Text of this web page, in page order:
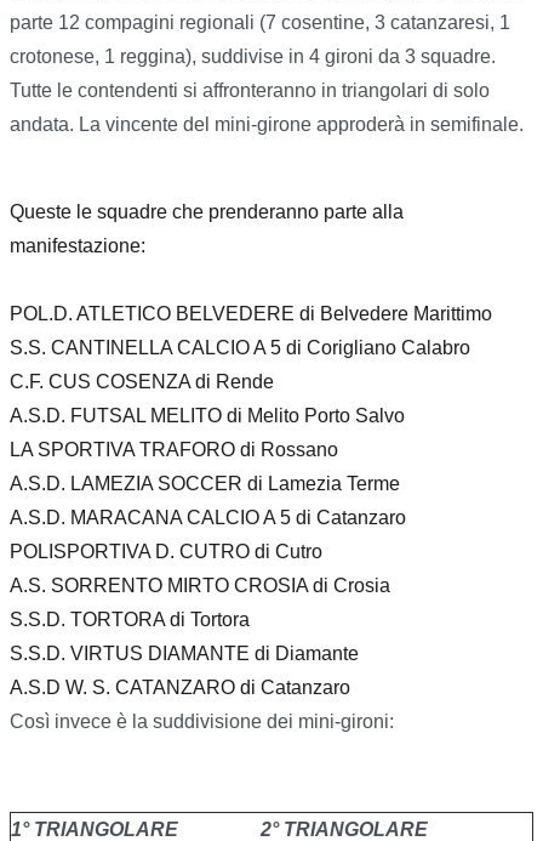
parte 12 compagini regionali (7 cosentine, 3 catanzaresi, 1
crotonese, 1 reggina), suddivise in 4 gironi da 3 squadre.
Tutte le contendenti si affronteranno in triangolari di solo
andata. La vincente del mini-girone approderà in semifinale.
Queste le squadre che prenderanno parte alla
manifestazione:
POL.D. ATLETICO BELVEDERE di Belvedere Marittimo
S.S. CANTINELLA CALCIO A 5 di Corigliano Calabro
C.F. CUS COSENZA di Rende
A.S.D. FUTSAL MELITO di Melito Porto Salvo
LA SPORTIVA TRAFORO di Rossano
A.S.D. LAMEZIA SOCCER di Lamezia Terme
A.S.D. MARACANA CALCIO A 5 di Catanzaro
POLISPORTIVA D. CUTRO di Cutro
A.S. SORRENTO MIRTO CROSIA di Crosia
S.S.D. TORTORA di Tortora
S.S.D. VIRTUS DIAMANTE di Diamante
A.S.D W. S. CATANZARO di Catanzaro
Così invece è la suddivisione dei mini-gironi:
1° TRIANGOLARE 2° TRIANGOLARE